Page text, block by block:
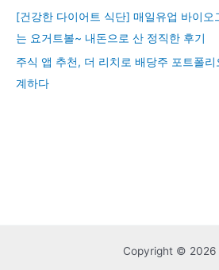
[건강한 다이어트 식단] 매일유업 바이오
는 요거트볼~ 내돈으로 산 정직한 후기
주식 앱 추천, 더 리치로 배당주 포트폴
계하다
Copyright © 2026